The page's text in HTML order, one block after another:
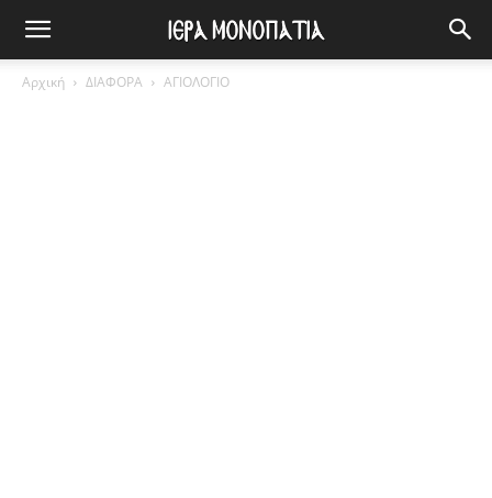
Αρχική ΔΙΑΦΟΡΑ ΑΓΙΟΛΟΓΙΟ